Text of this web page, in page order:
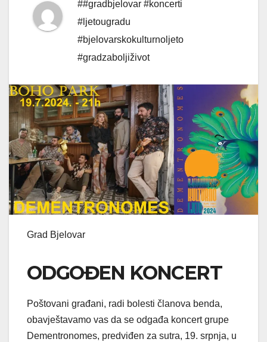
##gradbjelovar #koncerti
#ljetougradu
#bjelovarskokulturnoljeto
#gradzaboljiživot
Grad Bjelovar
ODGOĐEN KONCERT
Poštovani građani, radi bolesti članova benda,
obavještavamo vas da se odgađa koncert grupe
Dementronomes, predviđen za sutra, 19. srpnja, u